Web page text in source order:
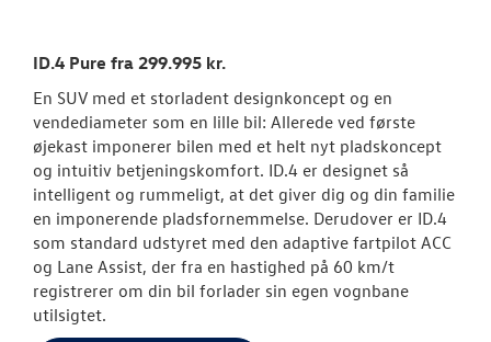
ID.4 Pure fra 299.995 kr.
En SUV med et storladent designkoncept og en
vendediameter som en lille bil: Allerede ved første
øjekast imponerer bilen med et helt nyt pladskoncept
og intuitiv betjeningskomfort. ID.4 er designet så
intelligent og rummeligt, at det giver dig og din familie
en imponerende pladsfornemmelse. Derudover er ID.4
som standard udstyret med den adaptive fartpilot ACC
og Lane Assist, der fra en hastighed på 60 km/t
registrerer om din bil forlader sin egen vognbane
utilsigtet.